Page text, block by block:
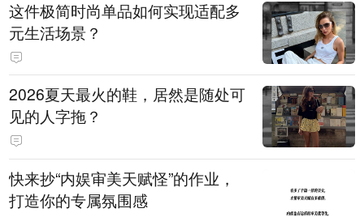
这件极简时尚单品如何实现适配多
元生活场景？
2026夏天最火的鞋，居然是随处可
见的人字拖？
快来抄“内娱审美天赋怪”的作业，
打造你的专属氛围感